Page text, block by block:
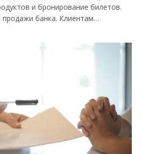
и бронирование билетов.
банка. Клиентам…